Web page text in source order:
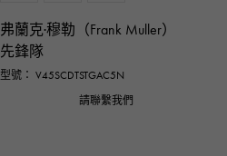
弗蘭克·穆勒（Frank Muller）
先鋒隊
型號： V45SCDTSTGAC5N
請聯繫我們